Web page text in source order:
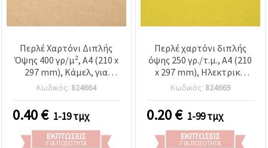
Περλέ Χαρτόνι Διπλής
Όψης 400 γρ/μ², A4 (210 x
297 mm), Κάμελ, για
χειροτεχνίες &
scrapbooking - 1 τεμάχιο
Κωδικός: 824664
0.40€ 1-19 τμχ
ΕΚΠΤΏΣΕΙΣ
ΓΙΑ ΠΟΣΌΤΗΤΑ
Περλέ χαρτόνι διπλής
όψης 250 γρ./τ.μ., A4 (210
x 297 mm), Ηλεκτρικό
Κίτρινο - 1 τεμάχιο
Κωδικός: 824669
0.20€ 1-99 τμχ
ΕΚΠΤΏΣΕΙΣ
ΓΙΑ ΠΟΣΌΤΗΤΑ